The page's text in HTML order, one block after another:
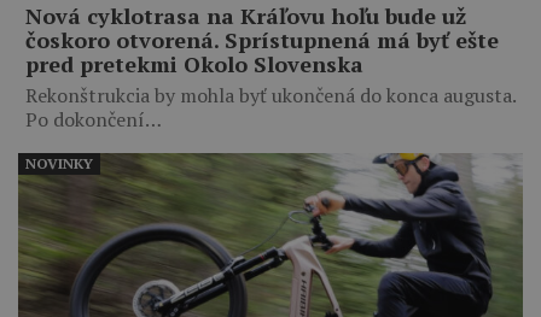
Nová cyklotrasa na Kráľovu hoľu bude už
čoskoro otvorená. Sprístupnená má byť ešte
pred pretekmi Okolo Slovenska
Rekonštrukcia by mohla byť ukončená do konca augusta.
Po dokončení…
NOVINKY